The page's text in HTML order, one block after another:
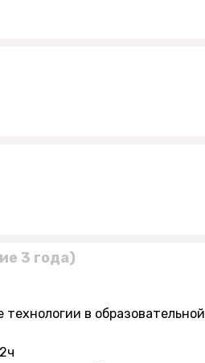
3 года)
в образовательной